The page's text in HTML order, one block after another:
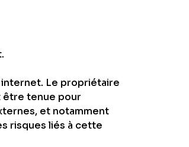
internet. Le propriétaire
être tenue pour
et notamment
risques liés à cette